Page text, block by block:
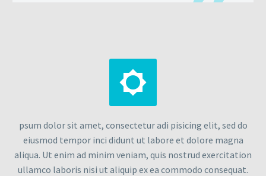


psum dolor sit amet, consectetur adi pisicing elit, sed do
eiusmod tempor inci didunt ut labore et dolore magna
aliqua. Ut enim ad minim veniam, quis nostrud exercitation
ullamco laboris nisi ut aliquip ex ea commodo consequat.